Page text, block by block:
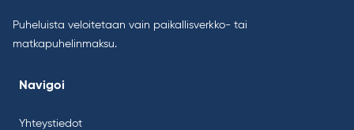
Puheluista veloitetaan vain paikallisverkko- tai
matkapuhelinmaksu.
Navigoi
Yhteystiedot